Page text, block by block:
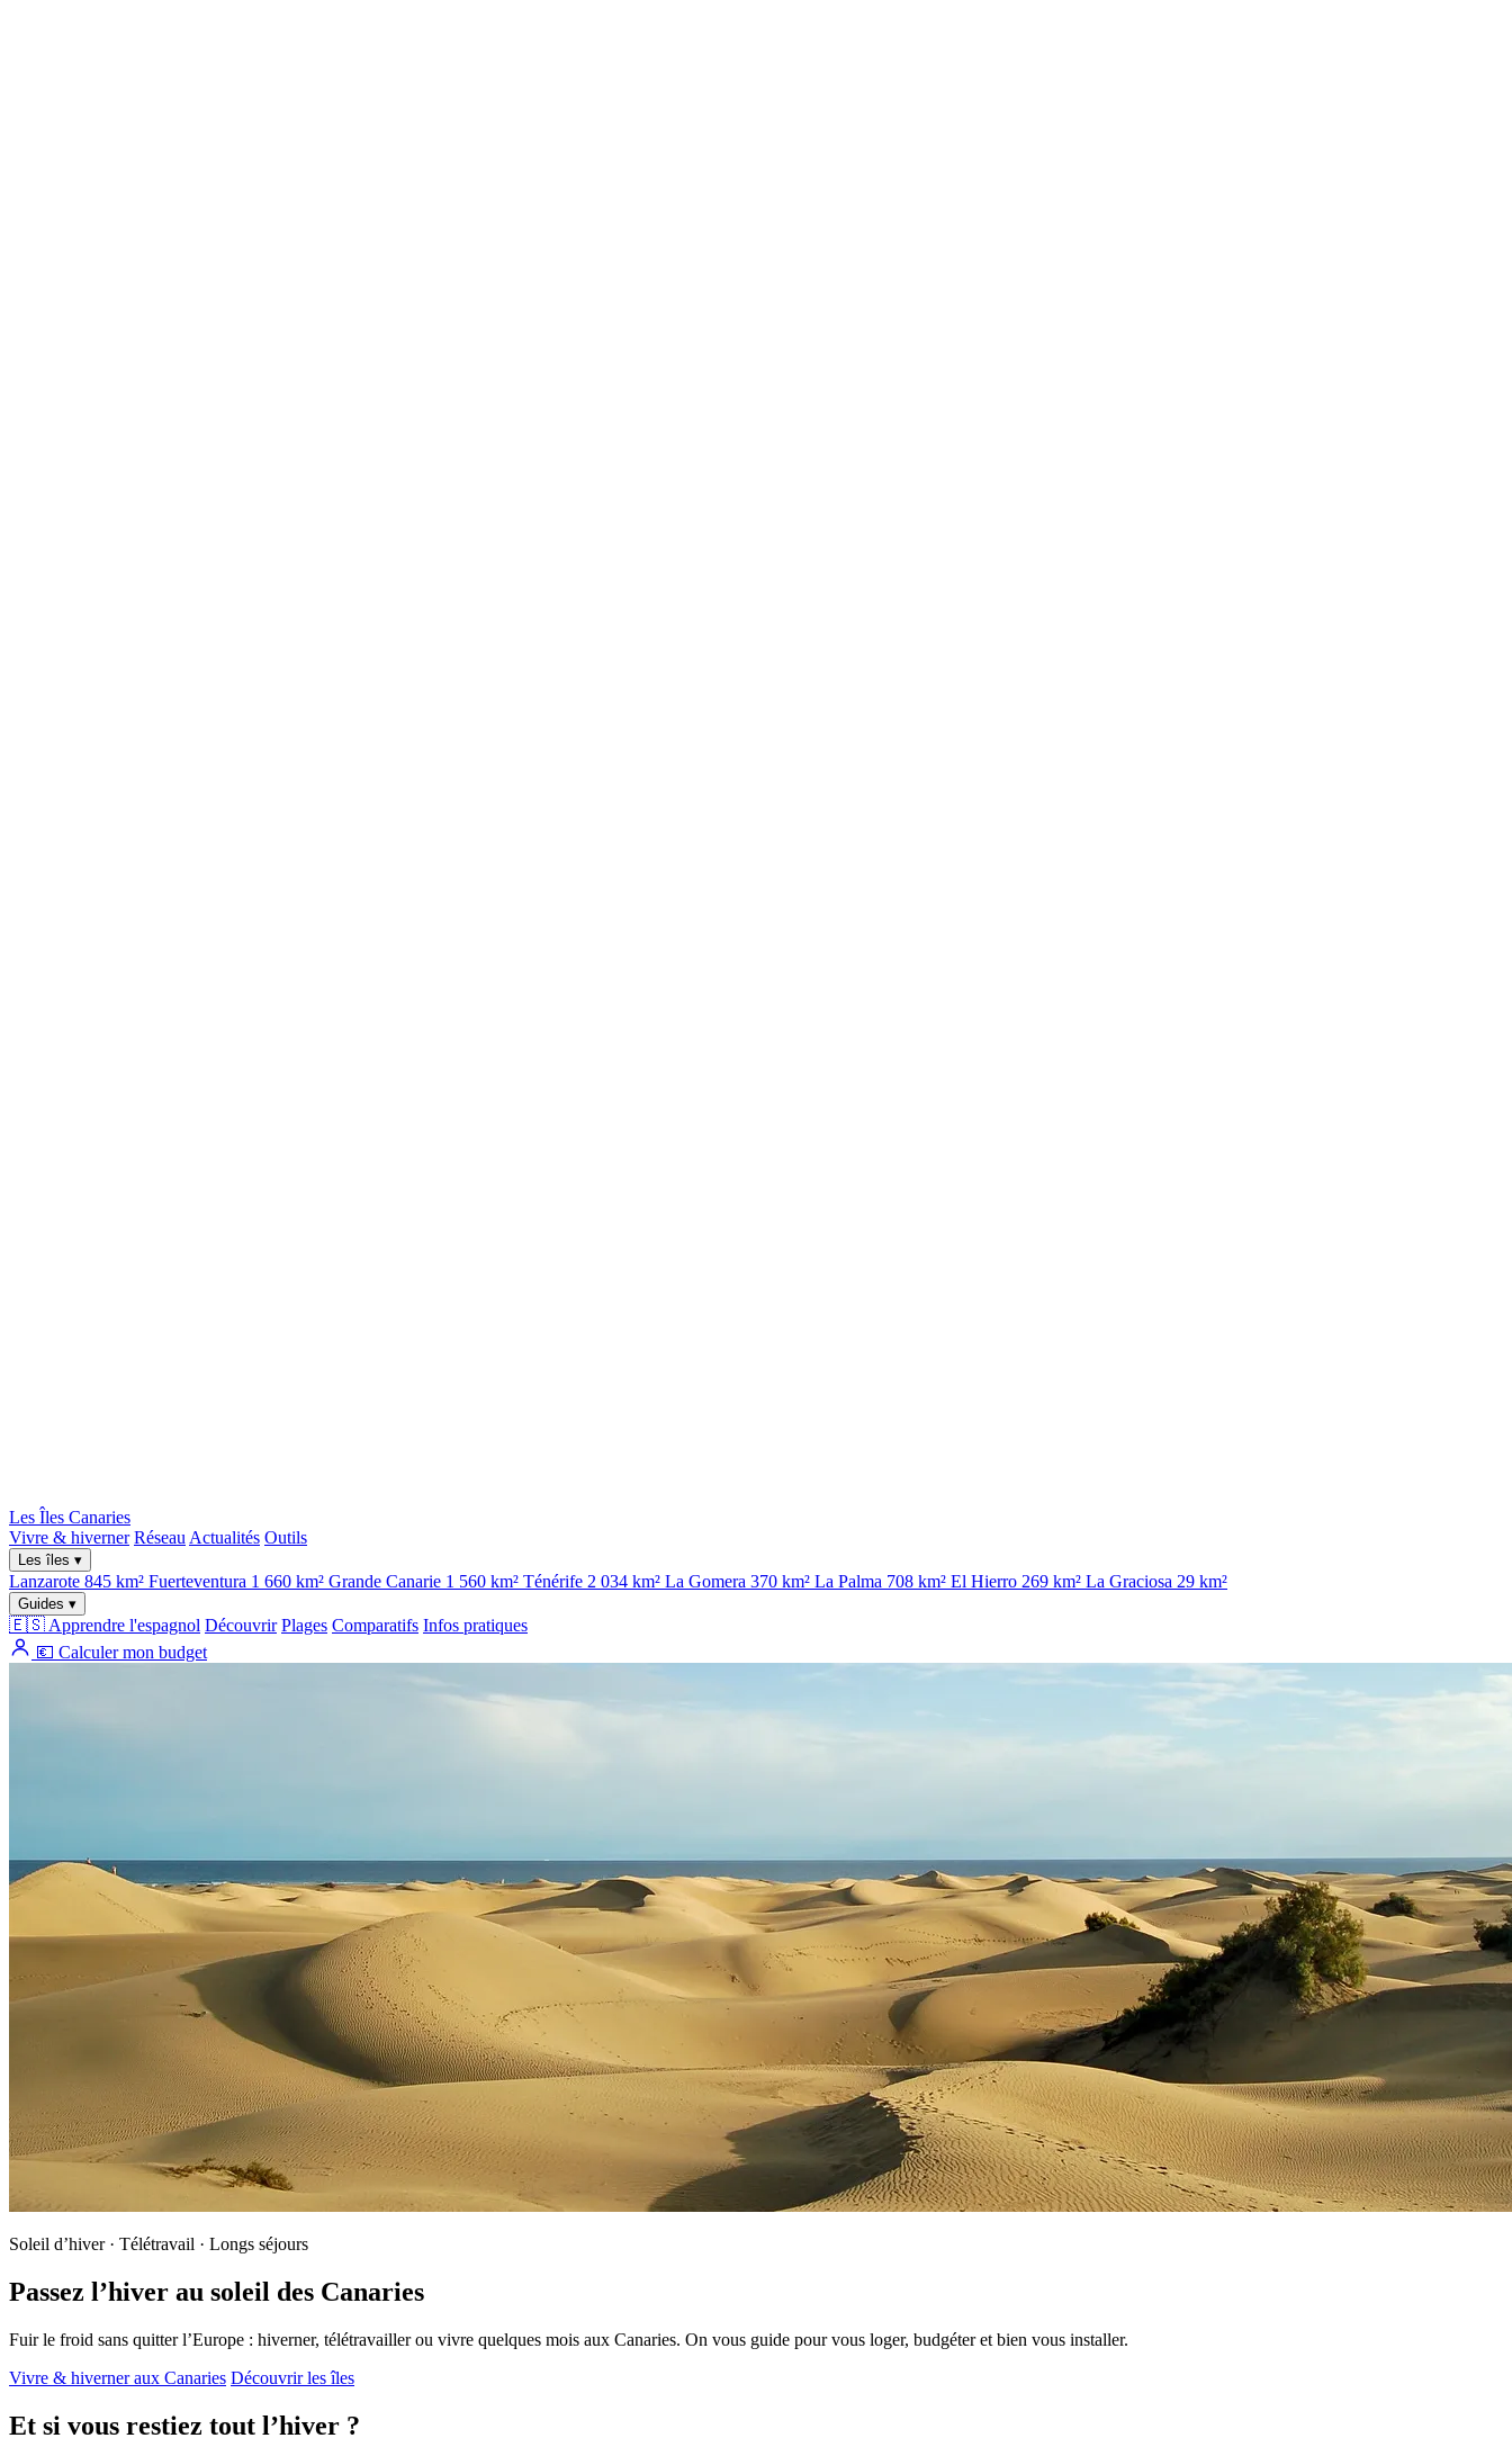
Les Îles Canaries
Vivre & hiverner Réseau Actualités Outils
Les îles ▾
Lanzarote 845 km² Fuerteventura 1 660 km² Grande Canarie 1 560 km² Ténérife 2 034 km² La Gomera 370 km² La Palma 708 km² El Hierro 269 km² La Graciosa 29 km²
Guides ▾
🇪🇸 Apprendre l'espagnol Découvrir Plages Comparatifs Infos pratiques
💶 Calculer mon budget
Soleil d’hiver · Télétravail · Longs séjours
Passez l’hiver au soleil des Canaries
Fuir le froid sans quitter l’Europe : hiverner, télétravailler ou vivre quelques mois aux Canaries. On vous guide pour vous loger, budgéter et bien vous installer.
Vivre & hiverner aux Canaries Découvrir les îles
Et si vous restiez tout l’hiver ?